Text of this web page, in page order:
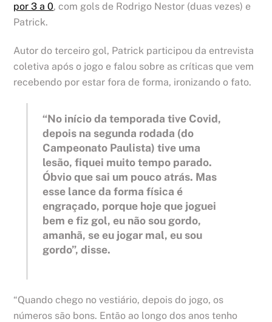
por 3 a 0, com gols de Rodrigo Nestor (duas vezes) e
Patrick.
Autor do terceiro gol, Patrick participou da entrevista
coletiva após o jogo e falou sobre as críticas que vem
recebendo por estar fora de forma, ironizando o fato.
“No início da temporada tive Covid,
depois na segunda rodada (do
Campeonato Paulista) tive uma
lesão, fiquei muito tempo parado.
Óbvio que sai um pouco atrás. Mas
esse lance da forma física é
engraçado, porque hoje que joguei
bem e fiz gol, eu não sou gordo,
amanhã, se eu jogar mal, eu sou
gordo”, disse.
“Quando chego no vestiário, depois do jogo, os
números são bons. Então ao longo dos anos tenho